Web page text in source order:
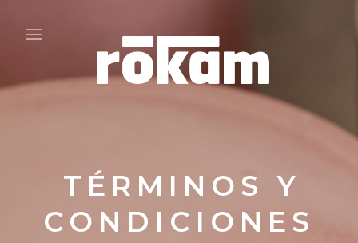
TÉRMINOS Y
CONDICIONES